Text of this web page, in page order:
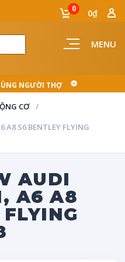
MENU
0 0₫
NGƯỜI THỢ
CƠ
A8 S6 BENTLEY FLYING
AUDI
A6 A8